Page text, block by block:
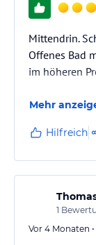
Mittendrin.
Offenes Bad
im höheren
Mehr
Hilfreich
1
Vor 4 Monaten